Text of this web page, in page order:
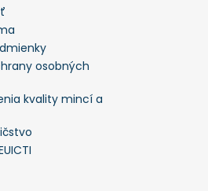
osobných
kvality mincí a